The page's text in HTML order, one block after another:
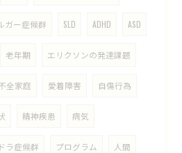
ガー症候群 SLD ADHD ASD
老年期 エリクソンの発達課題
全家庭 愛着障害 自傷行為
精神疾患 病気
ラ症候群 プログラム 人間